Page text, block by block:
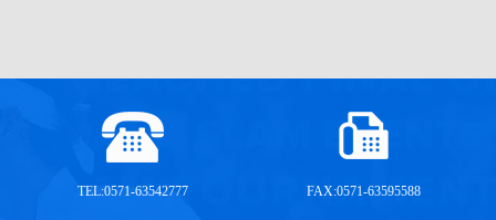
TEL:0571-63542777 FAX:0571-63595588